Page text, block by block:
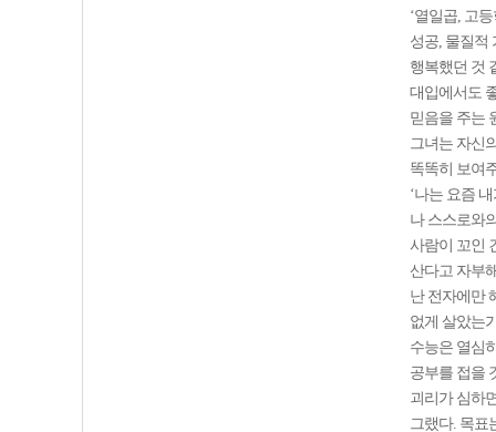
‘열일곱, 고
성공, 물질적
행복했던 것
대입에서도
믿음을 주는
그녀는 자신
똑똑히 보여
‘나는 요즘
나 스스로와
사람이 꼬인
산다고 자부
난 전자에만
없게 살았는
수능은 열심
공부를 접을
괴리가 심하
그랬다. 목표